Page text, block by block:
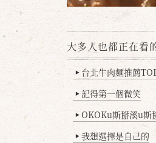
大多人也都正在
▶ 台北牛肉麵推薦
▶ 記得第一個微笑
▶ OKOKu斯掰溪u斯
▶ 我想選擇是自己的